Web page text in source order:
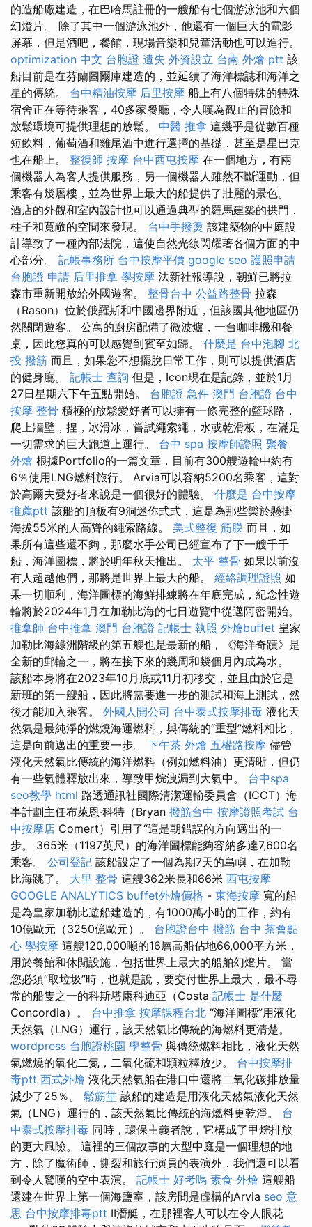
的造船廠建造，在巴哈馬註冊的一艘船有七個游泳池和六個
幻燈片。 除了其中一個游泳池外，他還有一個巨大的電影
屏幕，但是酒吧，餐館，現場音樂和兒童活動也可以進行。
optimization 中文 台胞證 遺失 外資設立 台南 外燴 ptt 該
船目前是在芬蘭圖爾庫建造的，並延續了海洋標誌和海洋之
星的傳統。 台中精油按摩 后里按摩 船上有八個特殊的特殊
宿舍正在等待乘客，40多家餐廳，令人嘆為觀止的冒險和
放鬆環境可提供理想的放鬆。 中醫 推拿 這幾乎是從數百種
短飲料，葡萄酒和雞尾酒中進行選擇的基礎，甚至是星巴克
也在船上。 整復師 按摩 台中西屯按摩 在一個地方，有兩
個機器人為客人提供服務，另一個機器人雖然不斷運動，但
乘客有幾層樓，並為世界上最大的船提供了壯麗的景色。
酒店的外觀和室內設計也可以通過典型的羅馬建築的拱門，
柱子和寬敞的空間來發現。 台中手撥燙 該建築物的中庭設
計導致了一種內部法院，這使自然光線閃耀著各個方面的中
心部分。 記帳事務所 台中按摩平價 google seo 護照申請
台胞證 申請 后里推拿 學按摩 法新社報導說，朝鮮已將拉
森市重新開放給外國遊客。 整骨台中 公益路整骨 拉森
（Rason）位於俄羅斯和中國邊界附近，但該國其他地區仍
然關閉遊客。 公寓的廚房配備了微波爐，一台咖啡機和餐
桌，因此您真的可以感覺到賓至如歸。 什麼是 台中泡腳 北
投 撥筋 而且，如果您不想擺脫日常工作，則可以提供酒店
的健身廳。 記帳士 查詢 但是，Icon現在是記錄，並於1月
27日星期六下午五點開始。 台胞證 急件 澳門 台胞證 台中
按摩 整骨 積極的放鬆愛好者可以擁有一條完整的籃球路，
爬上牆壁，捏，冰滑冰，嘗試繩索繩，水或乾滑板，在滿足
一切需求的巨大跑道上運行。 台中 spa 按摩師證照 聚餐
外燴 根據Portfolio的一篇文章，目前有300艘遊輪中約有
6％使用LNG燃料旅行。 Arvia可以容納5200名乘客，這對
於高爾夫愛好者來說是一個很好的體驗。 什麼是 台中按摩
推薦ptt 該船的頂板有9洞迷你式式，這是為那些樂於懸掛
海拔55米的人高聳的繩索路線。 美式整復 筋膜 而且，如
果所有這些還不夠，那麼水手公司已經宣布了下一艘千千
船，海洋圖標，將於明年秋天推出。 太平 整骨 如果以前沒
有人超越他們，那將是世界上最大的船。 經絡調理證照 如
果一切順利，海洋圖標的海鮮排練將在年底完成，紀念性遊
輪將於2024年1月在加勒比海的七日遊覽中從邁阿密開始。
推拿師 台中推拿 澳門 台胞證 記帳士 執照 外燴buffet 皇家
加勒比海綠洲階級的第五艘也是最新的船，《海洋奇蹟》是
全新的郵輪之一，將在接下來的幾周和幾個月內成為水。
該船本身將在2023年10月底或11月初移交，並且由於它是
新班的第一艘船，因此將需要進一步的測試和海上測試，然
後才能加入乘客。 外國人開公司 台中泰式按摩排毒 液化天
然氣是最純淨的燃燒海運燃料，與傳統的“重型”燃料相比，
這是向前邁出的重要一步。 下午茶 外燴 五權路按摩 儘管
液化天然氣比傳統的海洋燃料（例如燃料油）更清晰，但仍
有一些氣體釋放出來，導致甲烷洩漏到大氣中。 台中spa
seo教學 html 路透通訊社國際清潔運輸委員會（ICCT）海
事計劃主任布萊恩·科特（Bryan 撥筋台中 按摩證照考試 台
中按摩店 Comert）引用了“這是朝錯誤的方向邁出的一
步。 365米（1197英尺）的海洋圖標能夠容納多達7,600名
乘客。 公司登記 該船設定了一個為期7天的島嶼，在加勒
比海跳了。 大里 整骨 這艘362米長和66米 西屯按摩
GOOGLE ANALYTICS buffet外燴價格 - 東海按摩 寬的船
是為皇家加勒比遊船建造的，有1000萬小時的工作，約有
10億歐元（3250億歐元）。 台胞證台中 撥筋 台中 茶會點
心 學按摩 這艘120,000噸的16層高船佔地66,000平方米，
用於餐館和休閒設施，包括世界上最大的船舶幻燈片。 當
您必須“取垃圾”時，也就是說，要交付世界上最大，最不尋
常的船隻之一的科斯塔康科迪亞（Costa 記帳士 是什麼
Concordia）。 台中推拿 按摩課程台北 “海洋圖標”用液化
天然氣（LNG）運行，該天然氣比傳統的海燃料更清楚。
wordpress 台胞證桃園 學整骨 與傳統燃料相比，液化天然
氣燃燒的氧化二氮，二氧化硫和顆粒釋放少。 台中按摩排
毒ptt 西式外燴 液化天然氣船在港口中還將二氧化碳排放量
減少了25％。 鬆筋堂 該船的建造是用液化天然氣液化天然
氣（LNG）運行的，該天然氣比傳統的海燃料更乾淨。 台
中泰式按摩排毒 同時，環保主義者說，它構成了甲烷排放
的更大風險。 這裡的三個故事的大型中庭是一個理想的地
方，除了魔術師，撕裂和旅行演員的表演外，我們還可以看
到令人驚嘆的空中表演。 記帳士 好考嗎 素食 外燴 這艘船
還建在世界上第一個海鹽室，該房間是虛構的Arvia seo 意
思 台中按摩排毒ptt II潛艇，在那裡客人可以在令人眼花